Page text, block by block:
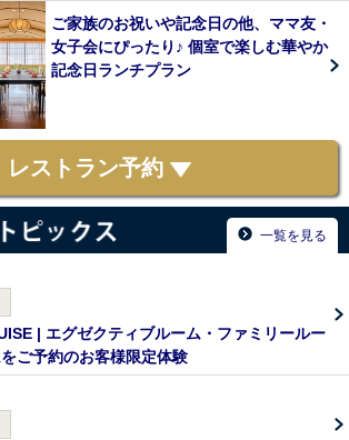
ご家族のお祝いや記念日の他、ママ友・
女子会にぴったり♪ 個室で楽しむ華やか
記念日ランチプラン
レストラン予約
一覧を見る
| エグゼクティブルーム・ファミリールー
ご予約のお客様限定体験